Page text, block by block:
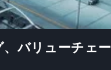
バリューチェー